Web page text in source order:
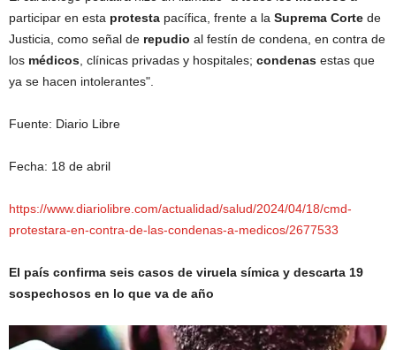
participar en esta protesta pacífica, frente a la Suprema Corte de
Justicia, como señal de repudio al festín de condena, en contra de
los médicos , clínicas privadas y hospitales; condenas estas que
ya se hacen intolerantes".
Fuente: Diario Libre
Fecha: 18 de abril
https://www.diariolibre.com/actualidad/salud/2024/04/18/cmd-
protestara-en-contra-de-las-condenas-a-medicos/2677533
El país confirma seis casos de viruela símica y descarta 19
sospechosos en lo que va de año